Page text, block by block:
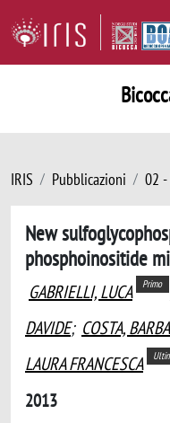
IRIS Pubblicazioni 02
New
phosphoinositide
GABRIELLI, LUCA Primo
DAVIDE; COSTA,
LAURA FRANCESCA
2013